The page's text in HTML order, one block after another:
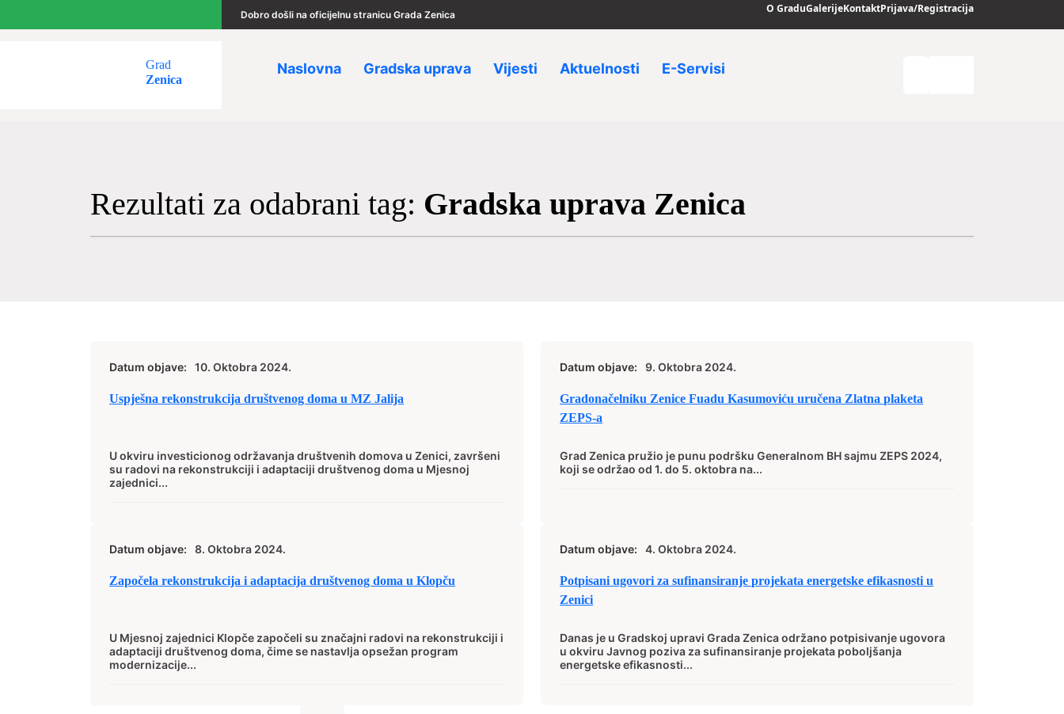
Dobro došli na oficijelnu stranicu Grada Zenica O GraduGalerijeKontaktPrijava/Registracija
Grad
Zenica
Naslovna Gradska uprava Vijesti Aktuelnosti E-Servisi
Rezultati za odabrani tag: Gradska uprava Zenica
Datum objave: 10. Oktobra 2024.
Uspješna rekonstrukcija društvenog doma u MZ Jalija
U okviru investicionog održavanja društvenih domova u Zenici, završeni
su radovi na rekonstrukciji i adaptaciji društvenog doma u Mjesnoj
zajednici...
Datum objave: 9. Oktobra 2024.
Gradonačelniku Zenice Fuadu Kasumoviću uručena Zlatna plaketa
ZEPS-a
Grad Zenica pružio je punu podršku Generalnom BH sajmu ZEPS 2024,
koji se održao od 1. do 5. oktobra na...
Datum objave: 8. Oktobra 2024.
Započela rekonstrukcija i adaptacija društvenog doma u Klopču
U Mjesnoj zajednici Klopče započeli su značajni radovi na rekonstrukciji i
adaptaciji društvenog doma, čime se nastavlja opsežan program
modernizacije...
Datum objave: 4. Oktobra 2024.
Potpisani ugovori za sufinansiranje projekata energetske efikasnosti u
Zenici
Danas je u Gradskoj upravi Grada Zenica održano potpisivanje ugovora
u okviru Javnog poziva za sufinansiranje projekata poboljšanja
energetske efikasnosti...